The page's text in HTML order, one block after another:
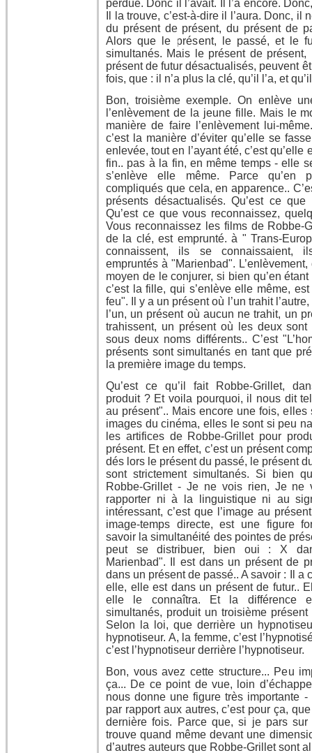
perdue. Donc il l’avait. Il l’a encore.
Il la trouve, c’est-à-dire il l’aura. Donc, il
du présent de présent, du présent de
Alors que le présent, le passé, et le
simultanés. Mais le présent de
présent de futur désactualisés, peuvent
fois, que : il n’a plus la clé, qu’il l’a, et
Bon, troisième exemple. On enlève
l’enlèvement de la jeune fille. Mais le
manière de faire l’enlèvement lui-
c’est la manière d’éviter qu’elle se
enlevée, tout en l’ayant été, c’est qu’elle
fin.. pas à la fin, en même temps - elle
s’enlève elle même. Parce qu’en
compliqués que cela, en apparence..
présents désactualisés. Qu’est ce
Qu’est ce que vous reconnaissez,
Vous reconnaissez les films de Robbe-
de la clé, est emprunté. à " Trans-
connaissent, ils se connaissaient,
empruntés à "Marienbad".
moyen de le conjurer, si bien qu’en
c’est la fille, qui s’enlève elle même,
feu". Il y a un présent où l’un trahit
l’un, un présent où aucun ne trahit, un
trahissent, un présent où les deux
sous deux noms différents.. C’est
présents sont simultanés en tant que
la première image du temps.
Qu’est ce qu’il fait Robbe-Grillet,
produit ? Et voila pourquoi, il nous dit
au présent".. Mais encore une fois,
images du cinéma, elles le sont si peu
les artifices de Robbe-Grillet pour
présent. Et en effet, c’est un présent
dés lors le présent du passé, le présent
sont strictement simultanés. Si bien
Robbe-Grillet - Je ne vois rien, Je
rapporter ni à la linguistique ni au
intéressant, c’est que l’image au
image-temps directe, est une figure
savoir la simultanéité des pointes de
peut se distribuer, bien oui : X
Marienbad". Il est dans un présent de
dans un présent de passé.. A savoir : Il a
elle, elle est dans un présent de futur..
elle le connaîtra. Et la différence
simultanés, produit un troisième
Selon la loi, que derrière un
hypnotiseur. A, la femme, c’est
c’est l’hypnotiseur derrière l’hypnotiseur.
Bon, vous avez cette structure... Peu
ça... De ce point de vue, loin
nous donne une figure très importante
par rapport aux autres, c’est pour ça,
dernière fois. Parce que, si je pars
trouve quand même devant une
d’autres auteurs que Robbe-Grillet sont